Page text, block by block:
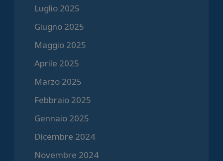
Luglio 2025
Giugno 2025
Maggio 2025
Aprile 2025
Marzo 2025
Febbraio 2025
Gennaio 2025
Dicembre 2024
Novembre 2024